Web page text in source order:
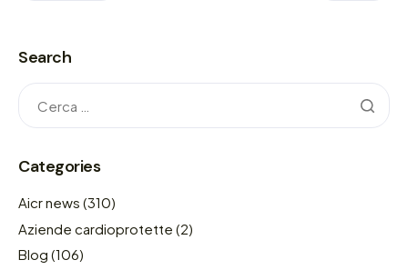
Search
Categories
Aicr news (310)
Aziende cardioprotette (2)
Blog (106)